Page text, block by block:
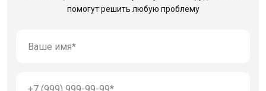
помогут решить любую проблему